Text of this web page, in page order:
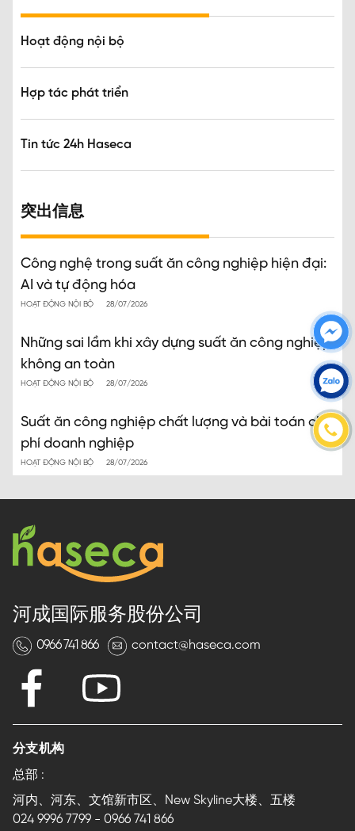
Hoạt động nội bộ
Hợp tác phát triển
Tin tức 24h Haseca
突出信息
Công nghệ trong suất ăn công nghiệp hiện đại:
AI và tự động hóa
HOẠT ĐỘNG NỘI BỘ 28/07/2026
Những sai lầm khi xây dựng suất ăn công nghiệp
không an toàn
HOẠT ĐỘNG NỘI BỘ 28/07/2026
Suất ăn công nghiệp chất lượng và bài toán chi
phí doanh nghiệp
HOẠT ĐỘNG NỘI BỘ 28/07/2026
河成国际服务股份公司
0966 741 866 contact@haseca.com
分支机构
总部 :
河内、河东、文馆新市区、New Skyline大楼、五楼
024 9996 7799 - 0966 741 866